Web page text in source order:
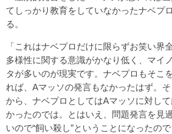
てしっかり教育をしていなかったナベプ
る。
「これはナベプロだけに限らずお笑い界
多様性に関する意識がかなり低く、マイ
タが多いのが現実です。ナベプロもそこ
れば、Aマッソの発言もなかったはず。
から、ナベプロとしてはAマッソに対し
かったのでは。とはいえ、問題発言を見
いので“飼い殺し”ということになったの